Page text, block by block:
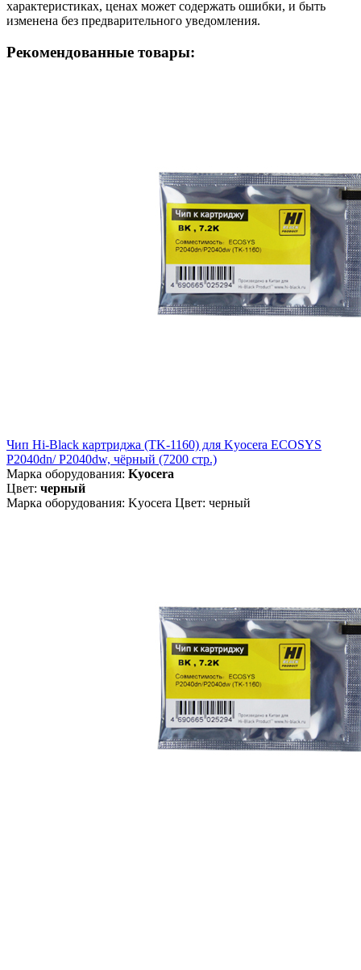
характеристиках, ценах может содержать ошибки, и быть
изменена без предварительного уведомления.
Рекомендованные товары:
Чип Hi-Black картриджа (TK-1160) для Kyocera ECOSYS
P2040dn/ P2040dw, чёрный (7200 стр.)
Марка оборудования: Kyocera
Цвет: черный
Марка оборудования: Kyocera Цвет: черный